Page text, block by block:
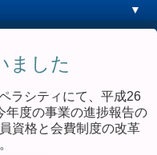
▼
ました
ラシティにて、平成26
年度の事業の進捗報告の
資格と会費制度の改革